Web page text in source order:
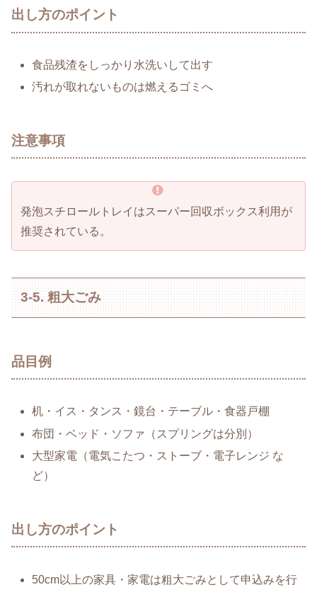
出し方のポイント
食品残渣をしっかり水洗いして出す
汚れが取れないものは燃えるゴミへ
注意事項
発泡スチロールトレイはスーパー回収ボックス利用が
推奨されている。
3-5. 粗大ごみ
品目例
机・イス・タンス・鏡台・テーブル・食器戸棚
布団・ベッド・ソファ（スプリングは分別）
大型家電（電気こたつ・ストーブ・電子レンジ な
ど）
出し方のポイント
50cm以上の家具・家電は粗大ごみとして申込みを行